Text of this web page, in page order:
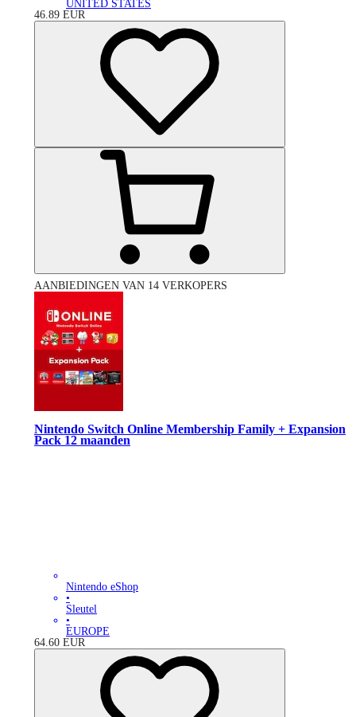
UNITED STATES
46.89 EUR
AANBIEDINGEN VAN 14 VERKOPERS
Nintendo Switch Online Membership Family + Expansion
Pack 12 maanden
Nintendo eShop
•
Sleutel
•
EUROPE
64.60 EUR